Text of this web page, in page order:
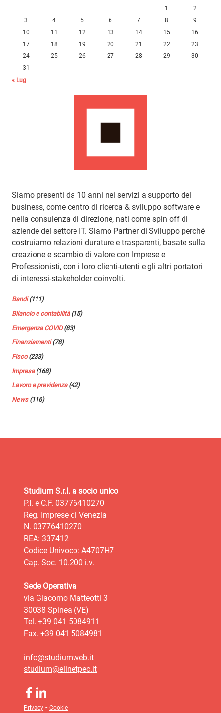
1
2
3
4 5 6 7 8
9
10
11 12 13 14 15
16
17
18 19 20 21 22
23
24
25 26 27 28 29
30
31
« Lug
Siamo presenti da 10 anni nei servizi a supporto del
business, come centro di ricerca & sviluppo software e
nella consulenza di direzione, nati come spin off di
aziende del settore IT. Siamo Partner di Sviluppo perché
costruiamo relazioni durature e trasparenti, basate sulla
creazione e scambio di valore con Imprese e
Professionisti, con i loro clienti-utenti e gli altri portatori
di interessi-stakeholder coinvolti.
Bandi(111)
Bilancio e contabilità(15)
Emergenza COVID(83)
Finanziamenti(78)
Fisco(233)
Impresa(168)
Lavoro e previdenza(42)
News(116)
Studium S.r.l. a socio unico
P.I. e C.F. 03776410270
Reg. Imprese di Venezia
N. 03776410270
REA: 337412
Codice Univoco: A4707H7
Cap. Soc. 10.200 i.v.
Sede Operativa
via Giacomo Matteotti 3
30038 Spinea (VE)
Tel. +39 041 5084911
Fax. +39 041 5084981
info@studiumweb.it
studium@elinetpec.it
Privacy - Cookie